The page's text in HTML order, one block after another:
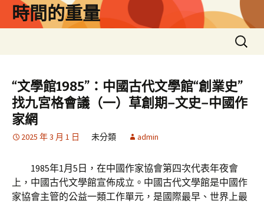
時間的重量
搜
尋
鍵
字:
“文學館1985”：中國古代文學館“創業史”
找九宮格會議（一）草創期–文史–中國作
家網
2025 年 3 月 1 日 未分類 admin
1985年1月5日，在中國作家協會第四次代表年夜會
上，中國古代文學館宣佈成立。中國古代文學館是中國作
家協會主管的公益一類工作單元，是國際最早、世界上最